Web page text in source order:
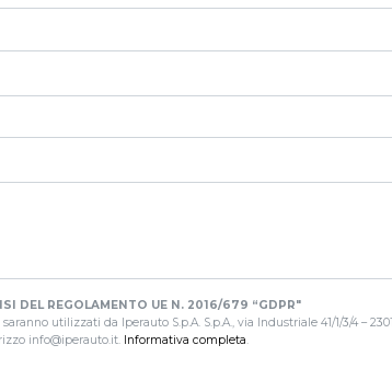
DEL REGOLAMENTO UE N. 2016/679 “GDPR"
utilizzati da Iperauto S.p.A. S.p.A., via Industriale 41/1/3/4 –
info@iperauto.it. Informativa completa.